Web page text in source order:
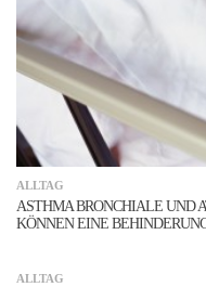
ALLTAG
ASTHMA BRONCHIALE UND
KÖNNEN EINE
ALLTAG